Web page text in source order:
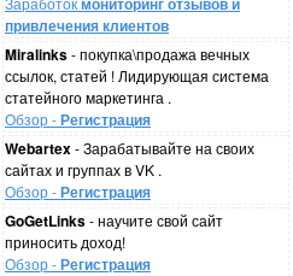
привлечения клиентов
Miralinks- покупка\продажа вечных
ссылок, статей ! Лидирующая система
статейного маркетинга .
Обзор -Регистрация
Webartex- Зарабатывайте на своих
сайтах и группах в VK .
Обзор -Регистрация
GoGetLinks- научите свой сайт
приносить доход!
Обзор -Регистрация